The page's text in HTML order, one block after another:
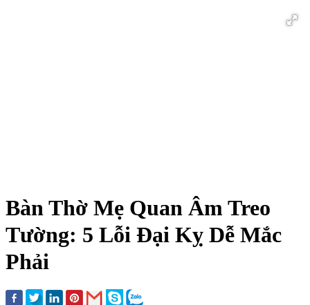
Bàn Thờ Mẹ Quan Âm Treo
Tường: 5 Lỗi Đại Kỵ Dễ Mắc
Phải